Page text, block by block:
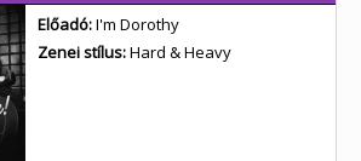
Előadó:I'm Dorothy
Zenei stílus:Hard & Heavy